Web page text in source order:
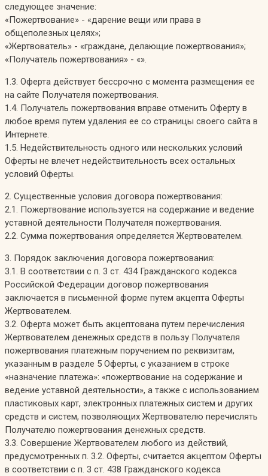
следующее значение:
«Пожертвование» - «дарение вещи или права в
общеполезных целях»;
«Жертвователь» - «граждане, делающие пожертвования»;
«Получатель пожертвования» - «».
1.3. Оферта действует бессрочно с момента размещения ее
на сайте Получателя пожертвования.
1.4. Получатель пожертвования вправе отменить Оферту в
любое время путем удаления ее со страницы своего сайта в
Интернете.
1.5. Недействительность одного или нескольких условий
Оферты не влечет недействительность всех остальных
условий Оферты.
2. Существенные условия договора пожертвования:
2.1. Пожертвование используется на содержание и ведение
уставной деятельности Получателя пожертвования.
2.2. Сумма пожертвования определяется Жертвователем.
3. Порядок заключения договора пожертвования:
3.1. В соответствии с п. 3 ст. 434 Гражданского кодекса
Российской Федерации договор пожертвования
заключается в письменной форме путем акцепта Оферты
Жертвователем.
3.2. Оферта может быть акцептована путем перечисления
Жертвователем денежных средств в пользу Получателя
пожертвования платежным поручением по реквизитам,
указанным в разделе 5 Оферты, с указанием в строке
«назначение платежа»: «пожертвование на содержание и
ведение уставной деятельности», а также с использованием
пластиковых карт, электронных платежных систем и других
средств и систем, позволяющих Жертвователю перечислять
Получателю пожертвования денежных средств.
3.3. Совершение Жертвователем любого из действий,
предусмотренных п. 3.2. Оферты, считается акцептом Оферты
в соответствии с п. 3 ст. 438 Гражданского кодекса